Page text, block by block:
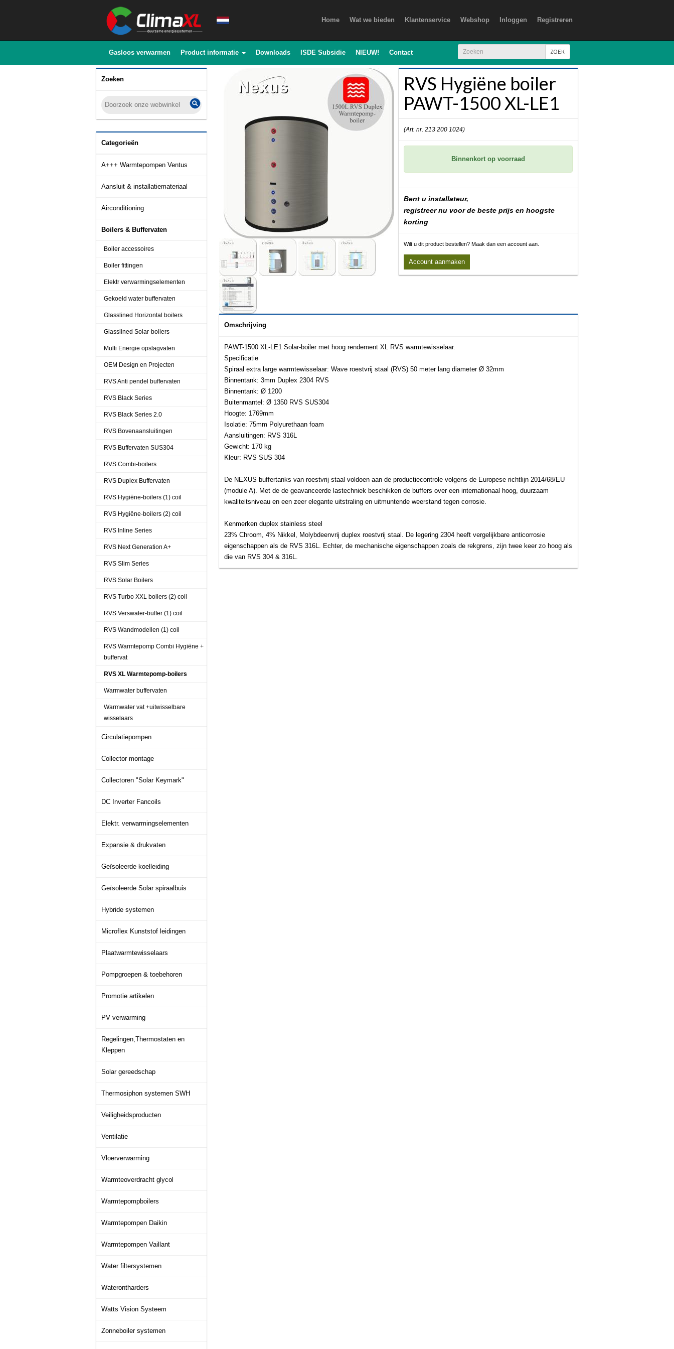
Home Wat we bieden Klantenservice Webshop Inloggen Registreren
Gasloos verwarmen Product informatie Downloads ISDE Subsidie NIEUW! Contact ZOEK
Zoeken
Categorieën
A+++ Warmtepompen Ventus
Aansluit & installatiemateriaal
Airconditioning
Boilers & Buffervaten
Boiler accessoires
Boiler fittingen
Elektr verwarmingselementen
Gekoeld water buffervaten
Glasslined Horizontal boilers
Glasslined Solar-boilers
Multi Energie opslagvaten
OEM Design en Projecten
RVS Anti pendel buffervaten
RVS Black Series
RVS Black Series 2.0
RVS Bovenaansluitingen
RVS Buffervaten SUS304
RVS Combi-boilers
RVS Duplex Buffervaten
RVS Hygiëne-boilers (1) coil
RVS Hygiëne-boilers (2) coil
RVS Inline Series
RVS Next Generation A+
RVS Slim Series
RVS Solar Boilers
RVS Turbo XXL boilers (2) coil
RVS Verswater-buffer (1) coil
RVS Wandmodellen (1) coil
RVS Warmtepomp Combi Hygiëne +
buffervat
RVS XL Warmtepomp-boilers
Warmwater buffervaten
Warmwater vat +uitwisselbare
wisselaars
Circulatiepompen
Collector montage
Collectoren "Solar Keymark"
DC Inverter Fancoils
Elektr. verwarmingselementen
Expansie & drukvaten
Geïsoleerde koelleiding
Geïsoleerde Solar spiraalbuis
Hybride systemen
Microflex Kunststof leidingen
Plaatwarmtewisselaars
Pompgroepen & toebehoren
Promotie artikelen
PV verwarming
Regelingen,Thermostaten en
Kleppen
Solar gereedschap
Thermosiphon systemen SWH
Veiligheidsproducten
Ventilatie
Vloerverwarming
Warmteoverdracht glycol
Warmtepompboilers
Warmtepompen Daikin
Warmtepompen Vaillant
Water filtersystemen
Waterontharders
Watts Vision Systeem
Zonneboiler systemen
RVS Hygiëne boiler
PAWT-1500 XL-LE1
(Art. nr. 213 200 1024)
Binnenkort op voorraad
Bent u installateur,
registreer nu voor de beste prijs en hoogste
korting
Wilt u dit product bestellen? Maak dan een account aan.
Account aanmaken
Omschrijving
PAWT-1500 XL-LE1 Solar-boiler met hoog rendement XL RVS warmtewisselaar.
Specificatie
Spiraal extra large warmtewisselaar: Wave roestvrij staal (RVS) 50 meter lang diameter Ø 32mm
Binnentank: 3mm Duplex 2304 RVS
Binnentank: Ø 1200
Buitenmantel: Ø 1350 RVS SUS304
Hoogte: 1769mm
Isolatie: 75mm Polyurethaan foam
Aansluitingen: RVS 316L
Gewicht: 170 kg
Kleur: RVS SUS 304
De NEXUS buffertanks van roestvrij staal voldoen aan de productiecontrole volgens de Europese richtlijn 2014/68/EU
(module A). Met de de geavanceerde lastechniek beschikken de buffers over een internationaal hoog, duurzaam
kwaliteitsniveau en een zeer elegante uitstraling en uitmuntende weerstand tegen corrosie.
Kenmerken duplex stainless steel
23% Chroom, 4% Nikkel, Molybdeenvrij duplex roestvrij staal. De legering 2304 heeft vergelijkbare anticorrosie
eigenschappen als de RVS 316L. Echter, de mechanische eigenschappen zoals de rekgrens, zijn twee keer zo hoog als
die van RVS 304 & 316L.